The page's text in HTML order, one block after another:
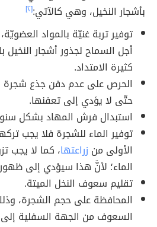
بأشجار النخيل، وهي كالآتي:[٢]
توفير تربة غنيّة بالمواد
أجل السماح لجذور أشجار النخيل
كثيرة الامتداد.
الحرص على عدم دفن جذع شجرة
حتّى لا يؤدي إلى تعفنها.
استبدال فرش المهاد بشكل
توفير الماء للشجرة فلا يجب
الأولى من زراعتها، كما لا يجب
الماء؛ لأنَّ هذا سيؤدي إلى
تقليم سعوف النخل الميتة.
المحافظة على حجم الشجرة،
السعوف من الجهة السفلية